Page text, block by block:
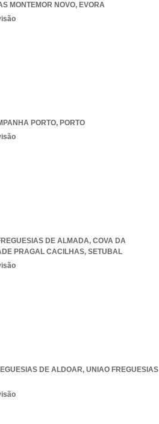
MONTEMOR NOVO, EVORA
PORTO, PORTO
DE ALMADA, COVA DA
PRAGAL CACILHAS, SETUBAL
DE ALDOAR, UNIAO FREGUESIAS